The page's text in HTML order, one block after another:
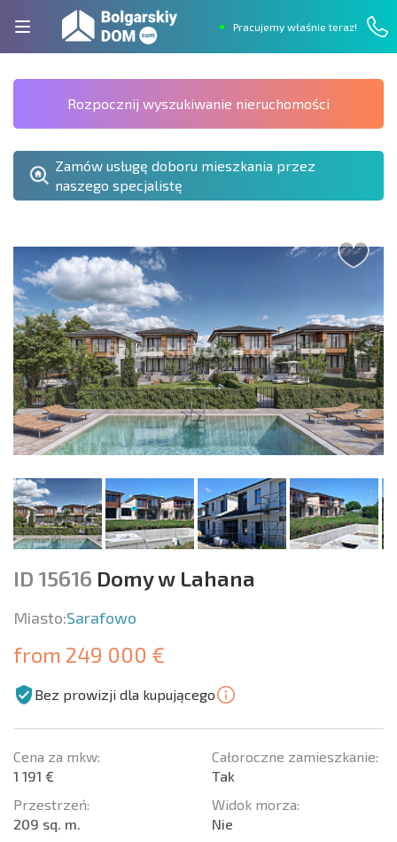
Pracujemy właśnie teraz!
Rozpocznij wyszukiwanie nieruchomości
Zamów usługę doboru mieszkania przez
naszego specjalistę
ID 15616 Domy w Lahana
Miasto:Sarafowo
from 249 000 €
Bez prowizji dla kupującego
Cena za mkw:
1 191 €
Przestrzeń:
209 sq. m.
Całoroczne zamieszkanie:
Tak
Widok morza:
Nie